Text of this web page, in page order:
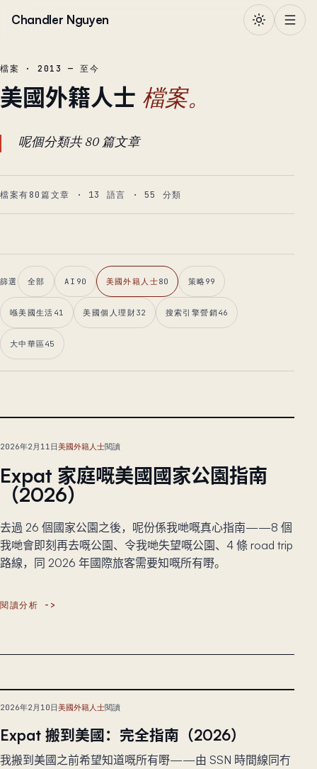
Chandler Nguyen
檔案 · 2013 — 至今
美國外籍人士 檔案。
呢個分類共 80 篇文章
檔案有80篇文章 · 13 語言 · 55 分類
篩選 全部 AI 90 美國外籍人士80 策略99
喺美國生活 41 美國個人理財32 搜索引擎營銷46
大中華區45
2026年2月11日美國外籍人士閱讀
Expat 家庭嘅美國國家公園指南
（2026）
去過 26 個國家公園之後，呢份係我哋嘅真心指南——8 個
我哋會即刻再去嘅公園、令我哋失望嘅公園、4 條 road trip
路線，同 2026 年國際旅客需要知嘅所有嘢。
閱讀分析
2026年2月10日美國外籍人士閱讀
Expat 搬到美國：完全指南（2026）
我搬到美國之前希望知道嘅所有嘢——由 SSN 時間線同冇